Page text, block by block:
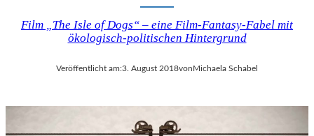
Film „The Isle of Dogs“ – eine Film-Fantasy-Fabel mit
ökologisch-politischen Hintergrund
Veröffentlicht am:3. August 2018vonMichaela Schabel